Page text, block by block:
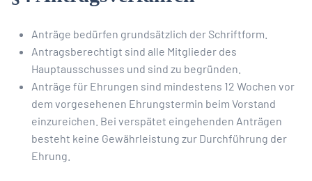
Anträge bedürfen grundsätzlich der Schriftform.
Antragsberechtigt sind alle Mitglieder des
Hauptausschusses und sind zu begründen.
Anträge für Ehrungen sind mindestens 12 Wochen vor
dem vorgesehenen Ehrungstermin beim Vorstand
einzureichen. Bei verspätet eingehenden Anträgen
besteht keine Gewährleistung zur Durchführung der
Ehrung.